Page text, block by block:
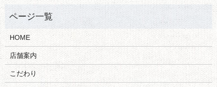
HOME
店舗案内
こだわり